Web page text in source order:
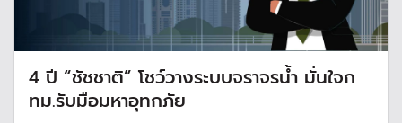
4 ปี “ชัชชาติ” โชว์วางระบบจราจรน้ำ มั่นใจก
ทม.รับมือมหาอุทกภัย